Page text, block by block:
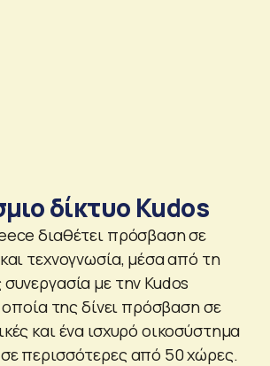
δίκτυο Kudos
διαθέτει πρόσβαση σε
τεχνογνωσία, μέσα από τη
με την Kudos
της δίνει πρόσβαση σε
και ένα ισχυρό οικοσύστημα
περισσότερες από 50 χώρες.